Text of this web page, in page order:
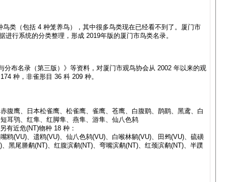
类（包括 4 种笼养鸟），其中很多鸟类现在已经看不到了。厦门市
行系统的分类整理，形成 2019年版的厦门市鸟类名录。
分布名录（第三版）》等资料，对厦门市观鸟协会从 2002 年以来的观
种，非雀形目 36 科 209 种。
腹鹰、日本松雀鹰、松雀鹰、雀鹰、苍鹰、白腹鹞、鹊鹞、黑鸢、白
耳鸮、红隼、红脚隼、燕隼、游隼、仙八色鸫
有近危(NT)物种 18 种：
鸥(VU)、遗鸥(VU)、仙八色鸫(VU)、白喉林鹟(VU)、田鹀(VU)、硫磺
黑尾塍鹬(NT)、红腹滨鹬(NT)、弯嘴滨鹬(NT)、红颈滨鹬(NT)、半蹼